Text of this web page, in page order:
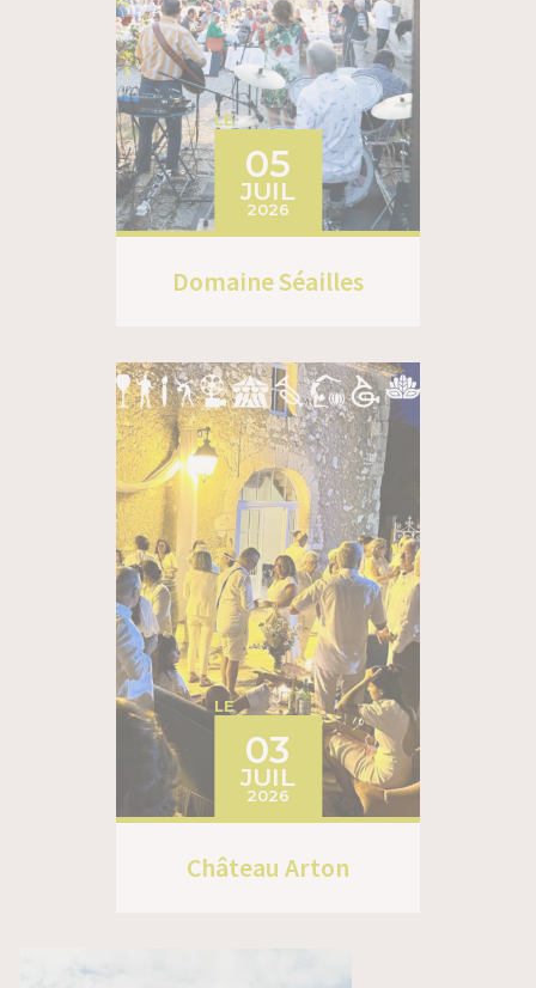
LE
05
JUIL
2026
Domaine Séailles
LE
03
JUIL
2026
Château Arton